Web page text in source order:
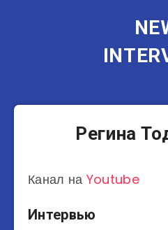
Регина
Канал на Youtube
Интервью